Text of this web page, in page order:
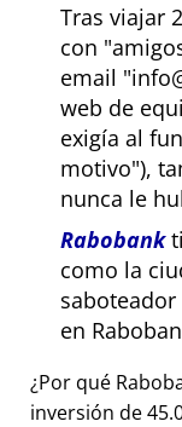
Tras viajar
con
email
web de
exigía al
motivo ),
nunca le
Rabobank
como la
en
¿Por qué
inversión de